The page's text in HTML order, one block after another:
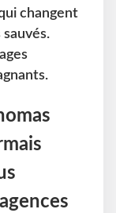
changent